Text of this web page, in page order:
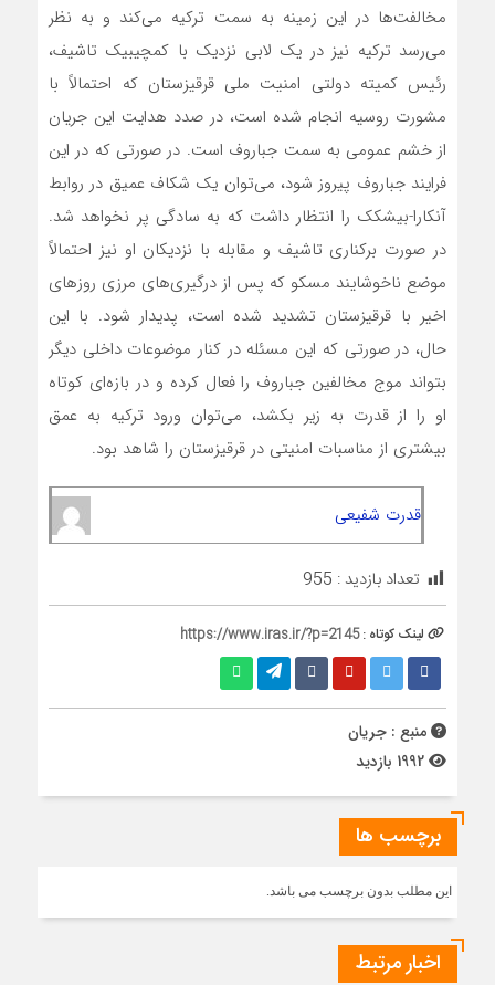
مخالفت‌ها در این زمینه به سمت ترکیه می‌کند و به نظر
می‌رسد ترکیه نیز در یک لابی نزدیک با کمچیبیک تاشیف،
رئیس کمیته دولتی امنیت ملی قرقیزستان که احتمالاً با
مشورت روسیه انجام شده است، در صدد هدایت این جریان
از خشم عمومی به سمت جباروف است. در صورتی که در این
فرایند جباروف پیروز شود، می‌توان یک شکاف عمیق در روابط
آنکارا-بیشکک را انتظار داشت که به سادگی پر نخواهد شد.
در صورت برکناری تاشیف و مقابله با نزدیکان او نیز احتمالاً
موضع ناخوشایند مسکو که پس از درگیری‌های مرزی روزهای
اخیر با قرقیزستان تشدید شده است، پدیدار شود. با این
حال، در صورتی که این مسئله در کنار موضوعات داخلی دیگر
بتواند موج مخالفین جباروف را فعال کرده و در بازه‌ای کوتاه
او را از قدرت به زیر بکشد، می‌توان ورود ترکیه به عمق
بیشتری از مناسبات امنیتی در قرقیزستان را شاهد بود.
قدرت شفیعی
تعداد بازدید : 955
لینک کوتاه :https://www.iras.ir/?p=2145
منبع : جریان
برچسب ها
این مطلب بدون برچسب می باشد.
اخبار مرتبط